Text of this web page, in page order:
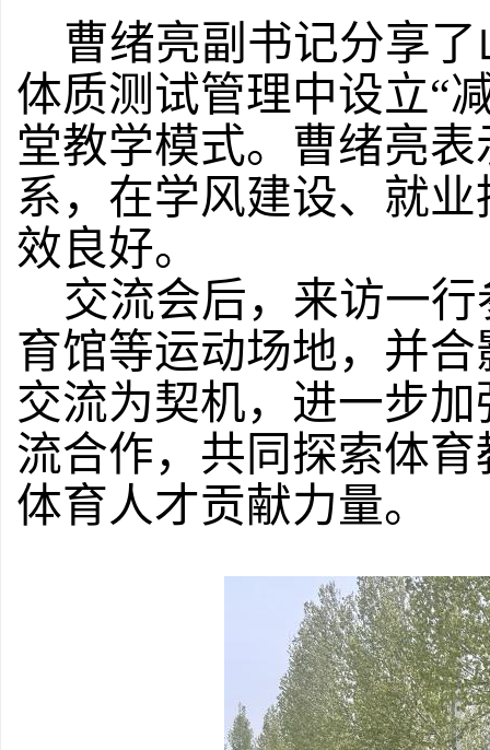
曹绪亮副书记分享
体质测试管理中设立“
堂教学模式。曹绪亮
系，在学风建设、就
效良好。
交流会后，来访一
育馆等运动场地，并
交流为契机，进一步
流合作，共同探索体
体育人才贡献力量。